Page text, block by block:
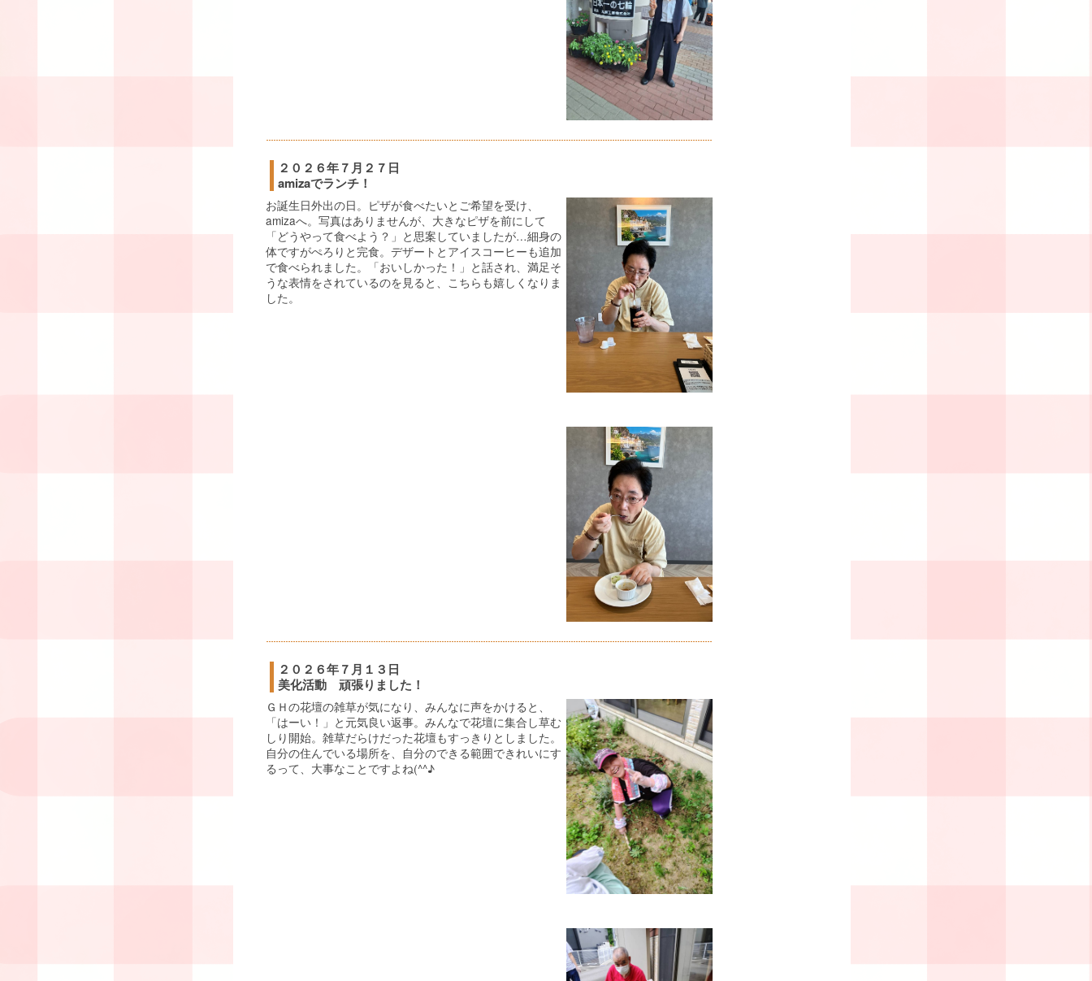
２０２６年７月２７日
amizaでランチ！
お誕生日外出の日。ピザが食べたいとご希望を受け、
amizaへ。写真はありませんが、大きなピザを前にして
「どうやって食べよう？」と思案していましたが…細身の
体ですがぺろりと完食。デザートとアイスコーヒーも追加
で食べられました。「おいしかった！」と話され、満足そ
うな表情をされているのを見ると、こちらも嬉しくなりま
した。
２０２６年７月１３日
美化活動 頑張りました！
ＧＨの花壇の雑草が気になり、みんなに声をかけると、
「はーい！」と元気良い返事。みんなで花壇に集合し草む
しり開始。雑草だらけだった花壇もすっきりとしました。
自分の住んでいる場所を、自分のできる範囲できれいにす
るって、大事なことですよね(^^♪